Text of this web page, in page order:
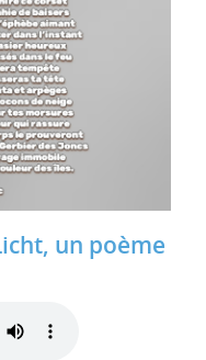
un poème